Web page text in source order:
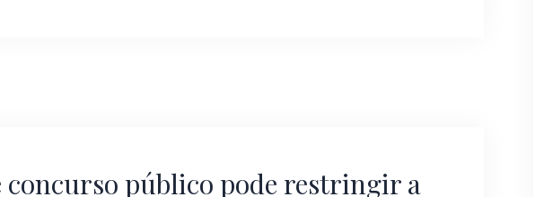
concurso público pode restringir a